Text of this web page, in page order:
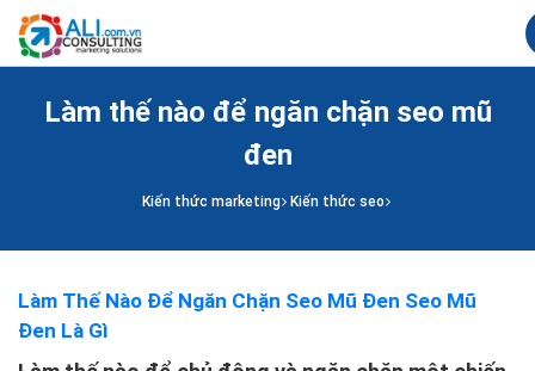
Làm thế nào để ngăn chặn seo mũ
đen
Kiến thức marketing Kiến thức seo
Làm Thế Nào Để Ngăn Chặn Seo Mũ Đen Seo Mũ
Đen Là Gì